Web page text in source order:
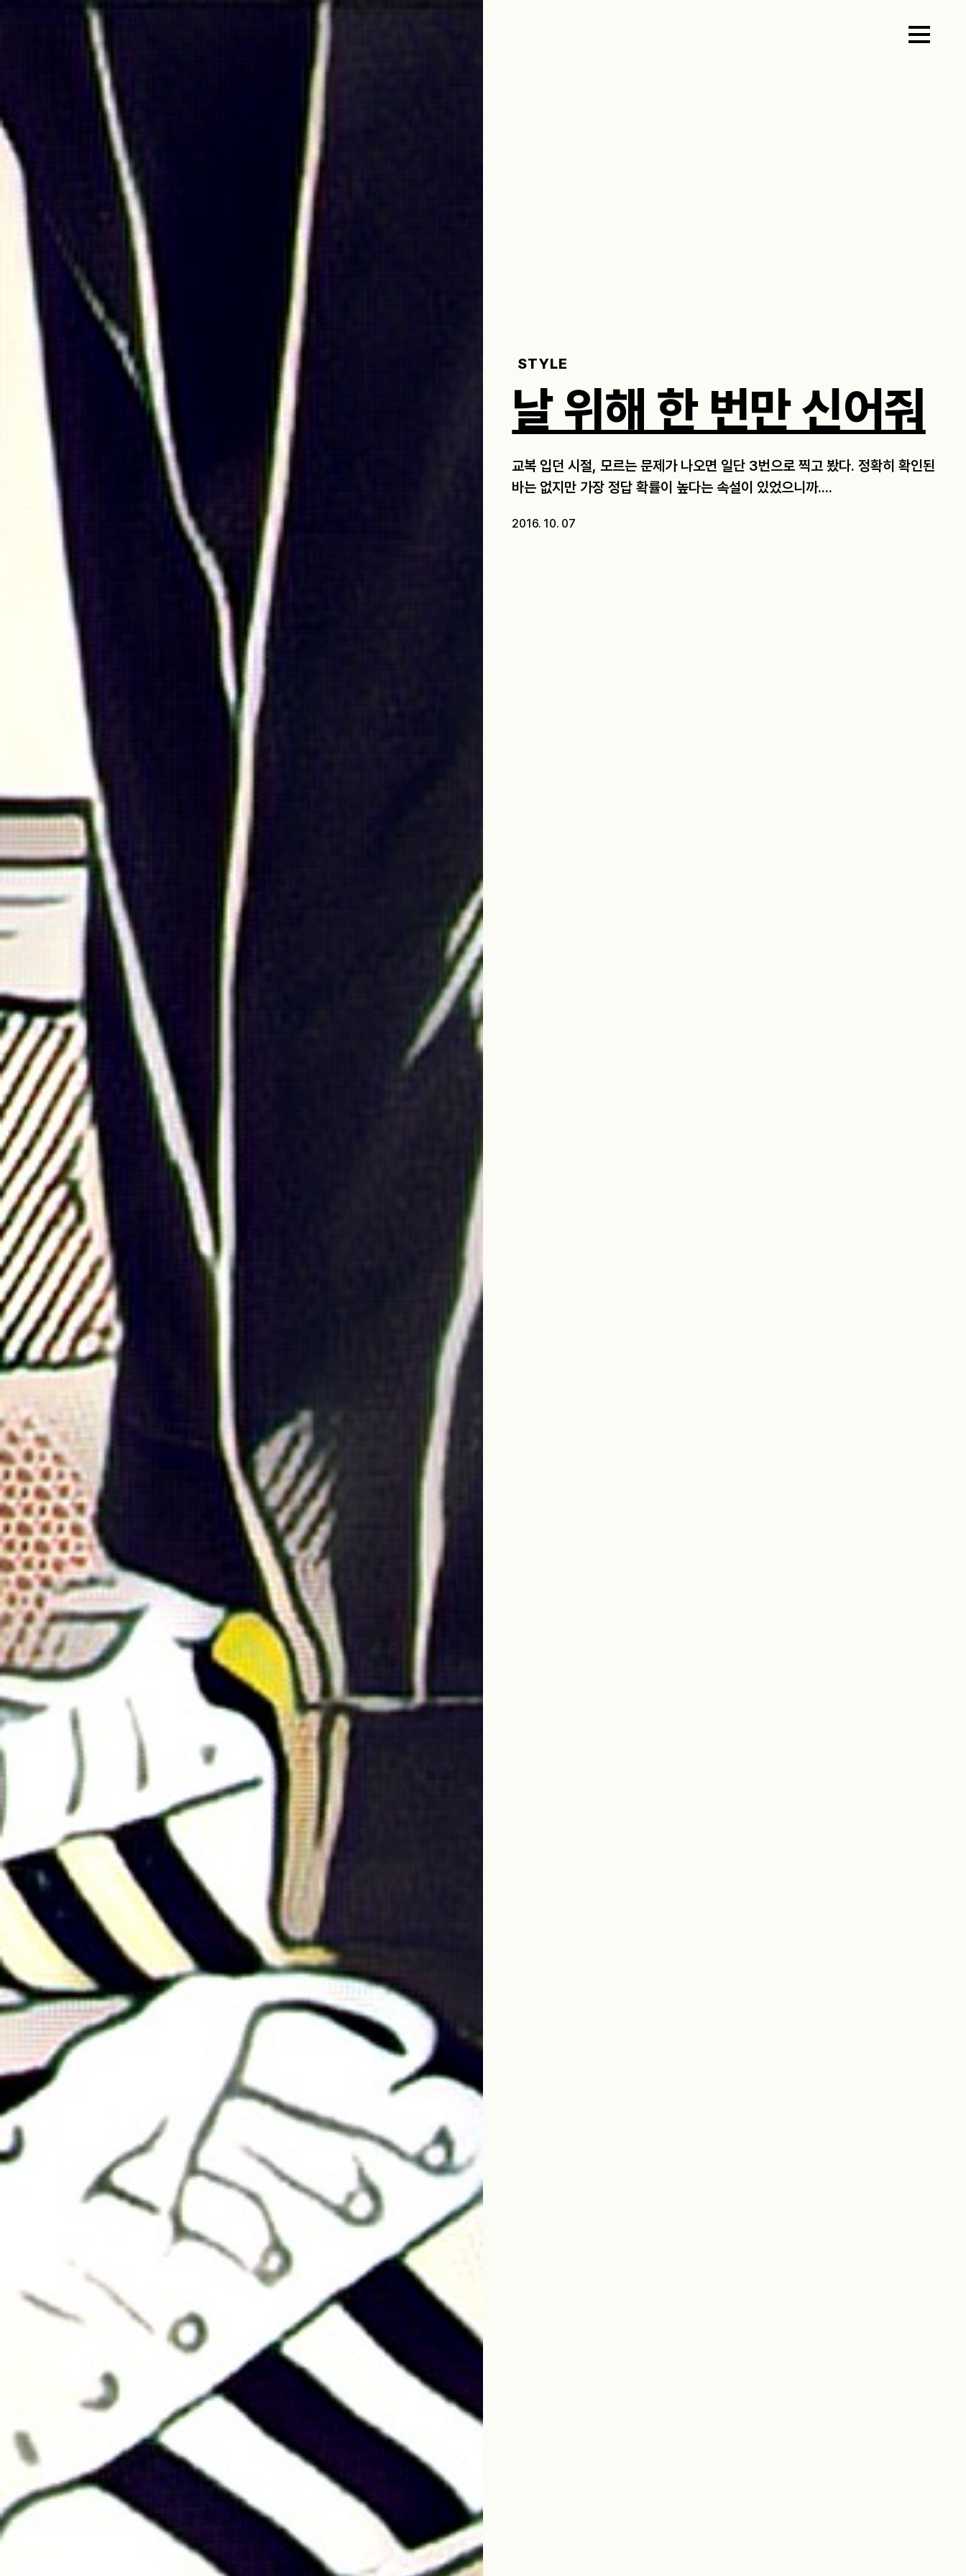
STYLE
날 위해 한 번만 신어줘
교복 입던 시절, 모르는 문제가 나오면 일단 3번으로 찍고 봤다. 정확히 확인된
바는 없지만 가장 정답 확률이 높다는 속설이 있었으니까....
2016. 10. 07